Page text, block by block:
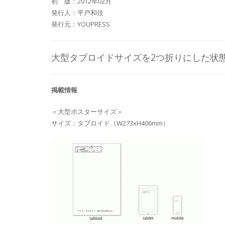
発行人：平戸和佳
発行元：YOUPRESS
大型タブロイドサイズを2つ折りにした状
掲載情報
＜大型ポスターサイズ＞
サイズ：タブロイド（W273xH406mm）